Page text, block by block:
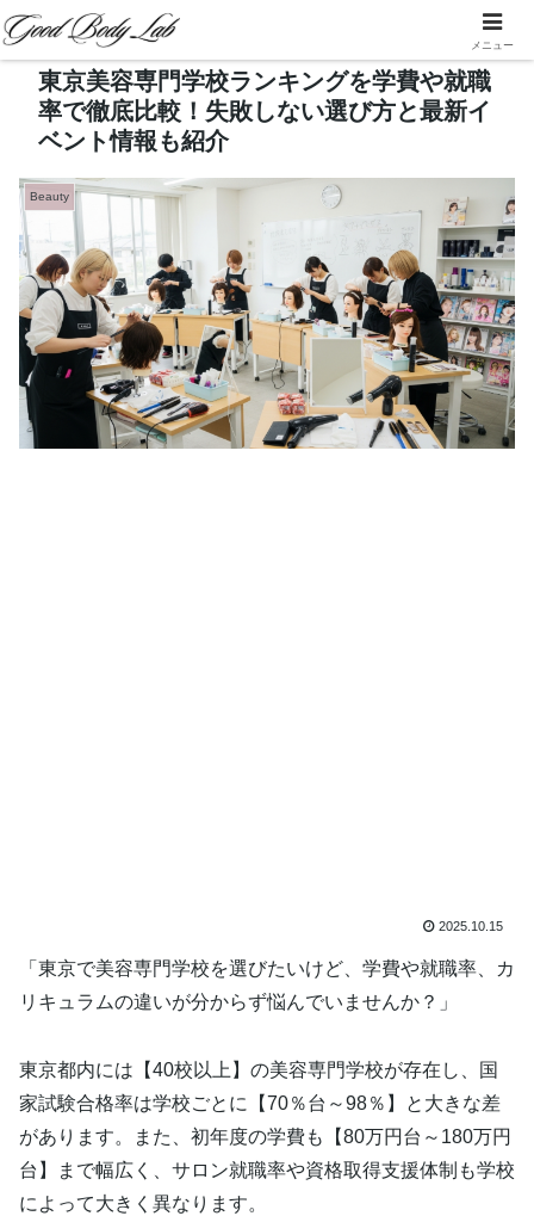
東京美容専門学校ランキングを学費や就職
率で徹底比較！失敗しない選び方と最新イ
ベント情報も紹介
Beauty
2025.10.15
「東京で美容専門学校を選びたいけど、学費や就職率、カ
リキュラムの違いが分からず悩んでいませんか？」
東京都内には【40校以上】の美容専門学校が存在し、国
家試験合格率は学校ごとに【70％台～98％】と大きな差
があります。また、初年度の学費も【80万円台～180万円
台】まで幅広く、サロン就職率や資格取得支援体制も学校
によって大きく異なります。
メニュー